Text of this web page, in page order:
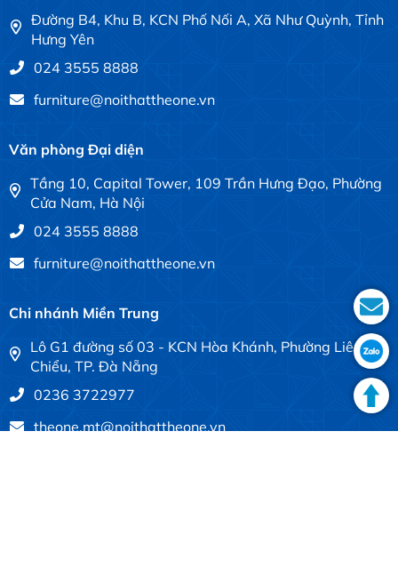
Đường B4, Khu B, KCN Phố Nối A, Xã Như Quỳnh, Tỉnh
Hưng Yên
024 3555 8888
furniture@noithattheone.vn
Văn phòng Đại diện
Tầng 10, Capital Tower, 109 Trần Hưng Đạo, Phường
Cửa Nam, Hà Nội
024 3555 8888
furniture@noithattheone.vn
Chi nhánh Miền Trung
Lô G1 đường số 03 - KCN Hòa Khánh, Phường Liên
Chiểu, TP. Đà Nẵng
0236 3722977
theone.mt@noithattheone.vn